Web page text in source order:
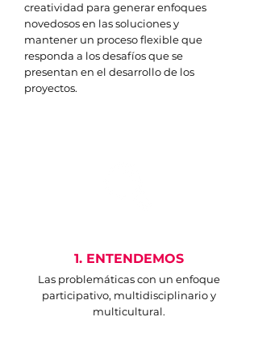
creatividad para generar enfoques
novedosos en las soluciones y
mantener un proceso flexible que
responda a los desafíos que se
presentan en el desarrollo de los
proyectos.
1. ENTENDEMOS
Las problemáticas con un enfoque
participativo, multidisciplinario y
multicultural.